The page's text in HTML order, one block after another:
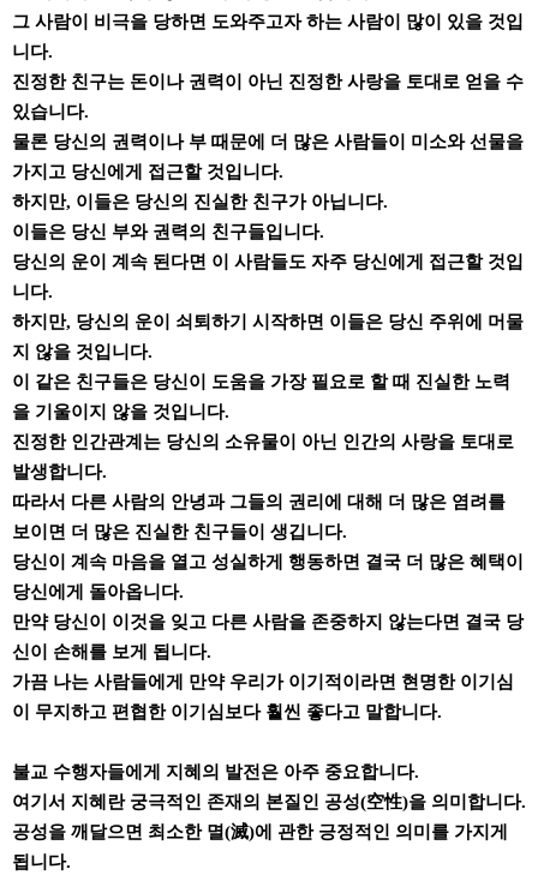
그 사람이 비극을 당하면 도와주고자 하는 사람이 많이 있을 것입
니다.
진정한 친구는 돈이나 권력이 아닌 진정한 사랑을 토대로 얻을 수
있습니다.
물론 당신의 권력이나 부 때문에 더 많은 사람들이 미소와 선물을
가지고 당신에게 접근할 것입니다.
하지만, 이들은 당신의 진실한 친구가 아닙니다.
이들은 당신 부와 권력의 친구들입니다.
당신의 운이 계속 된다면 이 사람들도 자주 당신에게 접근할 것입
니다.
하지만, 당신의 운이 쇠퇴하기 시작하면 이들은 당신 주위에 머물
지 않을 것입니다.
이 같은 친구들은 당신이 도움을 가장 필요로 할 때 진실한 노력
을 기울이지 않을 것입니다.
진정한 인간관계는 당신의 소유물이 아닌 인간의 사랑을 토대로
발생합니다.
따라서 다른 사람의 안녕과 그들의 권리에 대해 더 많은 염려를
보이면 더 많은 진실한 친구들이 생깁니다.
당신이 계속 마음을 열고 성실하게 행동하면 결국 더 많은 혜택이
당신에게 돌아옵니다.
만약 당신이 이것을 잊고 다른 사람을 존중하지 않는다면 결국 당
신이 손해를 보게 됩니다.
가끔 나는 사람들에게 만약 우리가 이기적이라면 현명한 이기심
이 무지하고 편협한 이기심보다 훨씬 좋다고 말합니다.
불교 수행자들에게 지혜의 발전은 아주 중요합니다.
여기서 지혜란 궁극적인 존재의 본질인 공성(空性)을 의미합니다.
공성을 깨달으면 최소한 멸(滅)에 관한 긍정적인 의미를 가지게
됩니다.